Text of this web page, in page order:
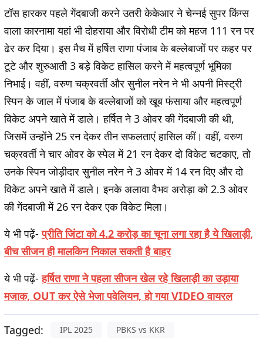
टॉस हारकर पहले गेंदबाजी करने उतरी केकेआर ने चेन्नई सुपर किंग्स
वाला कारनामा यहां भी दोहराया और विरोधी टीम को महज 111 रन पर
ढेर कर दिया। इस मैच में हर्षित राणा पंजाब के बल्लेबाजों पर कहर पर
टूटे और शुरुआती 3 बड़े विकेट हासिल करने में महत्वपूर्ण भूमिका
निभाई। वहीं, वरुण चक्रवर्ती और सुनील नरेन ने भी अपनी मिस्ट्री
स्पिन के जाल में पंजाब के बल्लेबाजों को खूब फंसाया और महत्वपूर्ण
विकेट अपने खाते में डाले। हर्षित ने 3 ओवर की गेंदबाजी की थी,
जिसमें उन्होंने 25 रन देकर तीन सफलताएं हासिल कीं। वहीं, वरुण
चक्रवर्ती ने चार ओवर के स्पेल में 21 रन देकर दो विकेट चटकाए, तो
उनके स्पिन जोड़ीदार सुनील नरेन ने 3 ओवर में 14 रन दिए और दो
विकेट अपने खाते में डाले। इनके अलावा वैभव अरोड़ा को 2.3 ओवर
की गेंदबाजी में 26 रन देकर एक विकेट मिला।
ये भी पढ़ें-प्रीति जिंटा को 4.2 करोड़ का चूना लगा रहा है ये खिलाड़ी,
बीच सीजन ही मालकिन निकाल सकती है बाहर
ये भी पढ़ें-हर्षित राणा ने पहला सीजन खेल रहे खिलाड़ी का उड़ाया
मजाक, OUT कर ऐसे भेजा पवेलियन, हो गया VIDEO वायरल
Tagged: IPL 2025 PBKS vs KKR